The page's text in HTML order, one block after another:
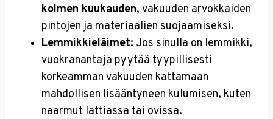
kolmen kuukauden, vakuuden arvokkaiden
pintojen ja materiaalien suojaamiseksi.
Lemmikkieläimet: Jos sinulla on lemmikki,
vuokranantaja pyytää tyypillisesti
korkeamman vakuuden kattamaan
mahdollisen lisääntyneen kulumisen, kuten
naarmut lattiassa tai ovissa.